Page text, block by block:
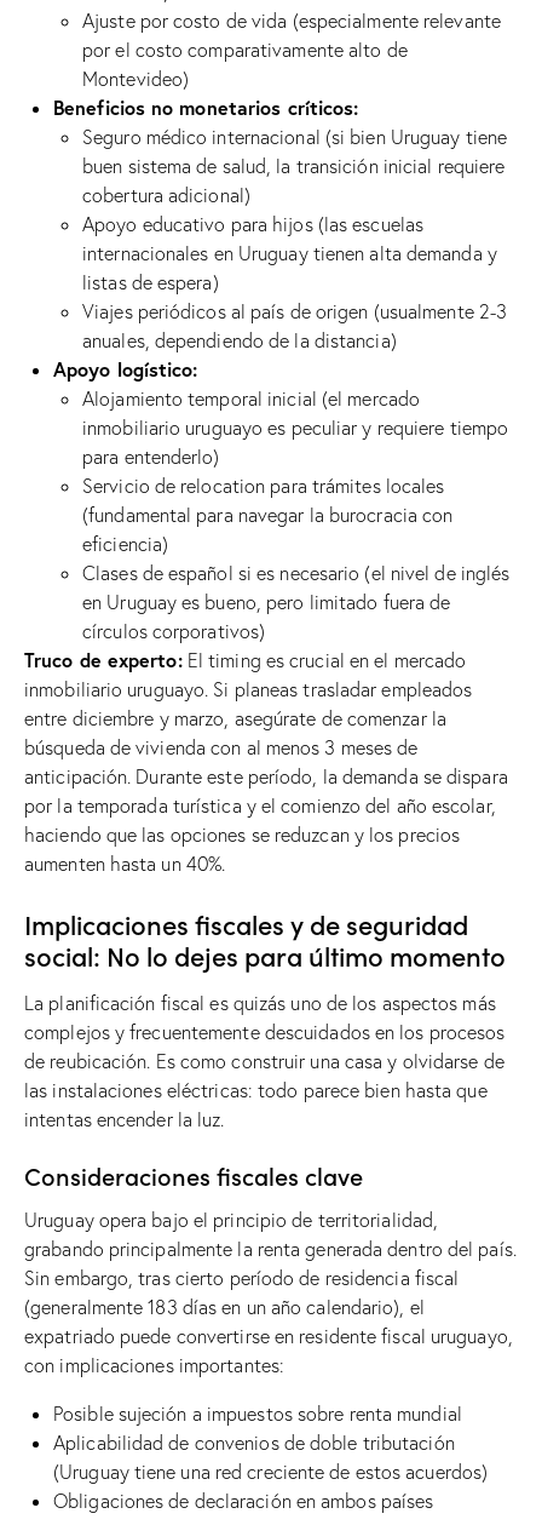
Ajuste por costo de vida (especialmente relevante
por el costo comparativamente alto de
Montevideo)
Beneficios no monetarios críticos:
Seguro médico internacional (si bien Uruguay tiene
buen sistema de salud, la transición inicial requiere
cobertura adicional)
Apoyo educativo para hijos (las escuelas
internacionales en Uruguay tienen alta demanda y
listas de espera)
Viajes periódicos al país de origen (usualmente 2-3
anuales, dependiendo de la distancia)
Apoyo logístico:
Alojamiento temporal inicial (el mercado
inmobiliario uruguayo es peculiar y requiere tiempo
para entenderlo)
Servicio de relocation para trámites locales
(fundamental para navegar la burocracia con
eficiencia)
Clases de español si es necesario (el nivel de inglés
en Uruguay es bueno, pero limitado fuera de
círculos corporativos)
Truco de experto:El timing es crucial en el mercado
inmobiliario uruguayo. Si planeas trasladar empleados
entre diciembre y marzo, asegúrate de comenzar la
búsqueda de vivienda con al menos 3 meses de
anticipación. Durante este período, la demanda se dispara
por la temporada turística y el comienzo del año escolar,
haciendo que las opciones se reduzcan y los precios
aumenten hasta un 40%.
Implicaciones fiscales y de seguridad
social: No lo dejes para último momento
La planificación fiscal es quizás uno de los aspectos más
complejos y frecuentemente descuidados en los procesos
de reubicación. Es como construir una casa y olvidarse de
las instalaciones eléctricas: todo parece bien hasta que
intentas encender la luz.
Consideraciones fiscales clave
Uruguay opera bajo el principio de territorialidad,
grabando principalmente la renta generada dentro del país.
Sin embargo, tras cierto período de residencia fiscal
(generalmente 183 días en un año calendario), el
expatriado puede convertirse en residente fiscal uruguayo,
con implicaciones importantes:
Posible sujeción a impuestos sobre renta mundial
Aplicabilidad de convenios de doble tributación
(Uruguay tiene una red creciente de estos acuerdos)
Obligaciones de declaración en ambos países